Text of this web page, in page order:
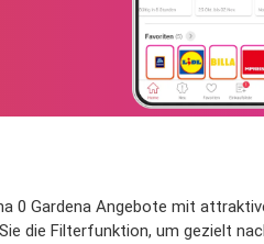
0 Gardena Angebote mit
die Filterfunktion, um gezielt